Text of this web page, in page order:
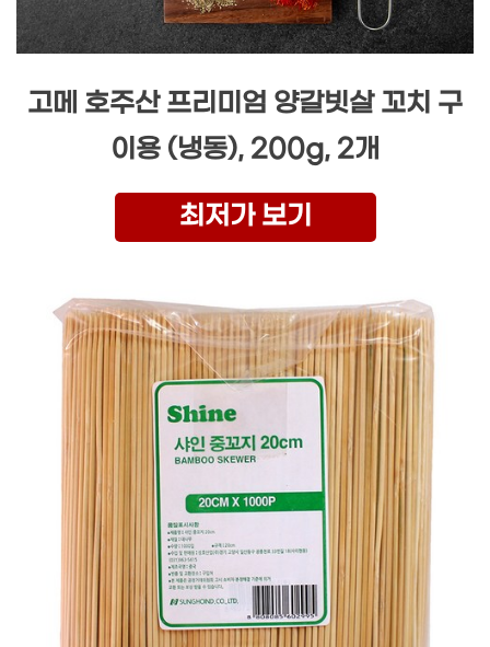
고메 호주산 프리미엄 양갈빗살 꼬치 구
이용 (냉동), 200g, 2개
최저가 보기